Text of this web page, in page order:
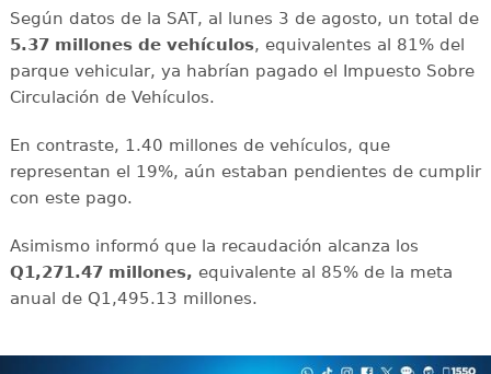
Según datos de la SAT, al lunes 3 de agosto, un total de
5.37 millones de vehículos, equivalentes al 81% del
parque vehicular, ya habrían pagado el Impuesto Sobre
Circulación de Vehículos.
En contraste, 1.40 millones de vehículos, que
representan el 19%, aún estaban pendientes de cumplir
con este pago.
Asimismo informó que la recaudación alcanza los
Q1,271.47 millones, equivalente al 85% de la meta
anual de Q1,495.13 millones.